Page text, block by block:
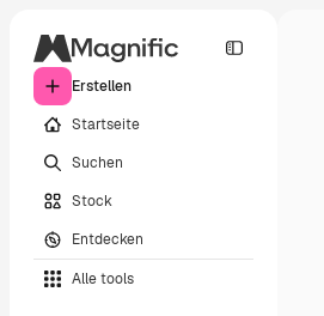
Erstellen
Startseite
Suchen
Stock
Entdecken
Alle tools